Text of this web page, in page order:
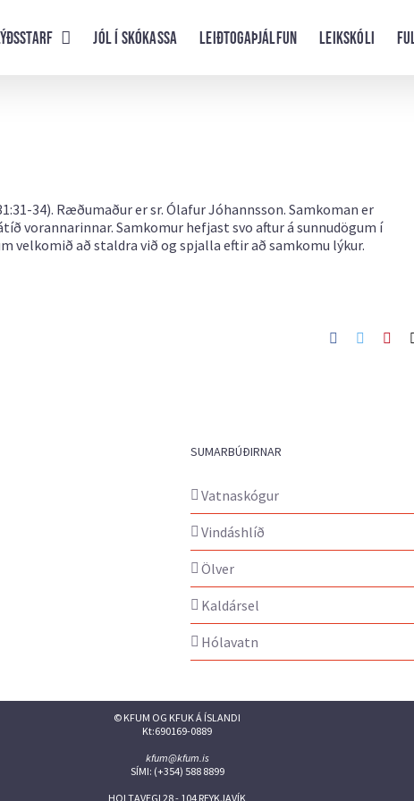
Jól í skókassa Leiðtogaþjálfun Leikskóli
34). Ræðumaður er sr. Ólafur Jóhannsson. Samkoman er
vorannarinnar. Samkomur hefjast svo aftur á sunnudögum í
velkomið að staldra við og spjalla eftir að samkomu lýkur.
Facebook
Twitter
SUMARBÚÐIRNAR
Vatnaskógur
Vindáshlíð
Ölver
Kaldársel
Hólavatn
© KFUM OG KFUK Á ÍSLANDI
Kt:690169-0889
kfum@kfum.is
SÍMI: (+354) 588 8899
HOLTAVEGI 28 - 104 REYKJAVÍK